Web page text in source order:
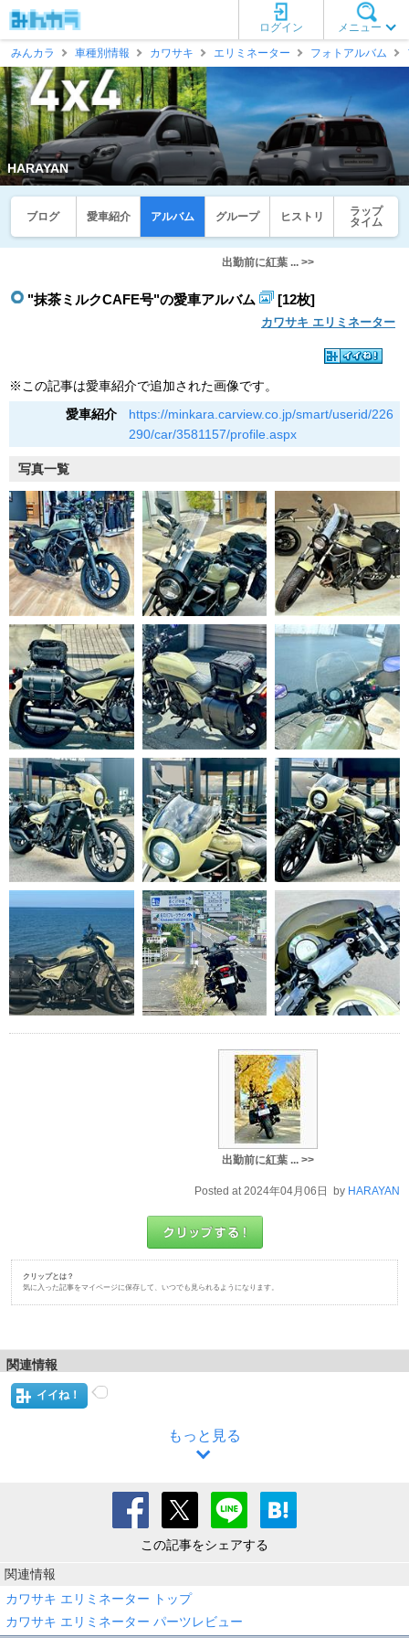
メニュー
ログイン
みんカラ
車種別情報 カワサキ エリミネーター フォトアルバム
HARAYAN
ブログ 愛車紹介 アルバム グループ ヒストリ
ラップ
タイム
出勤前に紅葉 ... >>
"抹茶ミルクCAFE号"の愛車アルバム [12枚]
カワサキ エリミネーター
※この記事は愛車紹介で追加された画像です。
愛車紹介
https://minkara.carview.co.jp/smart/userid/226
290/car/3581157/profile.aspx
写真一覧
出勤前に紅葉 ... >>
Posted at 2024年04月06日 by HARAYAN
クリップとは？
気に入った記事をマイページに保存して、いつでも見られるようになります。
関連情報
イイね！
もっと見る
この記事をシェアする
関連情報
カワサキ エリミネーター トップ
カワサキ エリミネーター パーツレビュー